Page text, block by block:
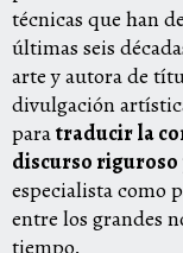
técnicas que han
últimas seis
arte y autora de
divulgación
paratraducir la
discurso riguroso
especialista como
entre los grandes
tiempo.